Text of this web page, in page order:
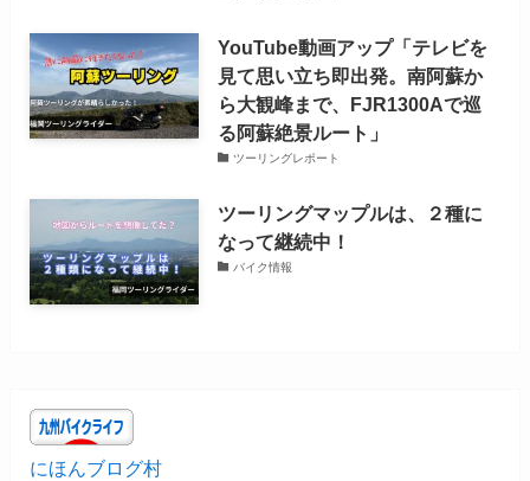
YouTube動画アップ「テレビを
見て思い立ち即出発。南阿蘇か
ら大観峰まで、FJR1300Aで巡
る阿蘇絶景ルート」
ツーリングレポート
ツーリングマップルは、２種に
なって継続中！
バイク情報
にほんブログ村